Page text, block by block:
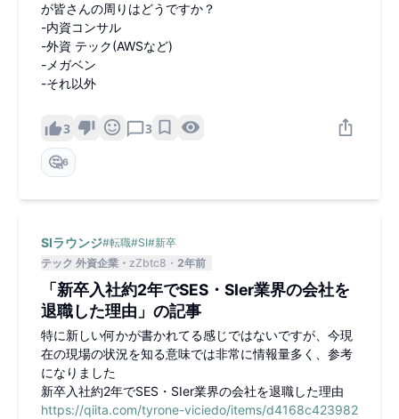
が皆さんの周りはどうですか？
-内資コンサル
-外資 テック(AWSなど)
-メガベン
-それ以外
3 3
🤔6
SIラウンジ#転職#SI#新卒
テック 外資企業
zZbtc8 2年前
「新卒入社約2年でSES・SIer業界の会社を
退職した理由」の記事
特に新しい何かが書かれてる感じではないですが、今現
在の現場の状況を知る意味では非常に情報量多く、参考
になりました
新卒入社約2年でSES・SIer業界の会社を退職した理由
https://qiita.com/tyrone-viciedo/items/d4168c423982